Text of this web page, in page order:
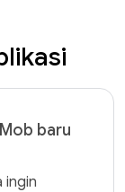
baru
ingin